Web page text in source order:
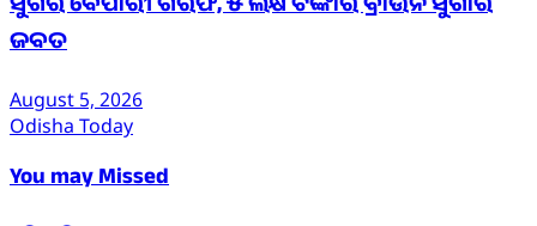
ସୁଗର ବେପାରୀ ଗିରଫ, ୫ ଲକ୍ଷ ଟଙ୍କାର ବ୍ରାଉନ ସୁଗାର
ଜବତ
August 5, 2026
Odisha Today
You may Missed